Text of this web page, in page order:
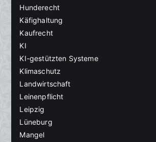
Hunderecht
Käfighaltung
Kaufrecht
KI
KI-gestützten Systeme
Klimaschutz
Landwirtschaft
Leinenpflicht
Leipzig
Lüneburg
Mangel